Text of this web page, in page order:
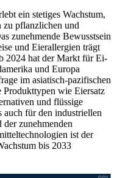
ein stetiges Wachstum,
zu pflanzlichen und
zunehmende Bewusstsein
und Eierallergien trägt
2024 hat der Markt für Ei-
und Europa
im asiatisch-pazifischen
Produkttypen wie Eiersatz
und flüssige
für den industriellen
zunehmenden
ist der
bis 2033